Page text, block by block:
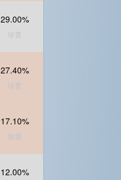
29.00%
珍贵
27.40%
珍贵
17.10%
珍贵
12.00%